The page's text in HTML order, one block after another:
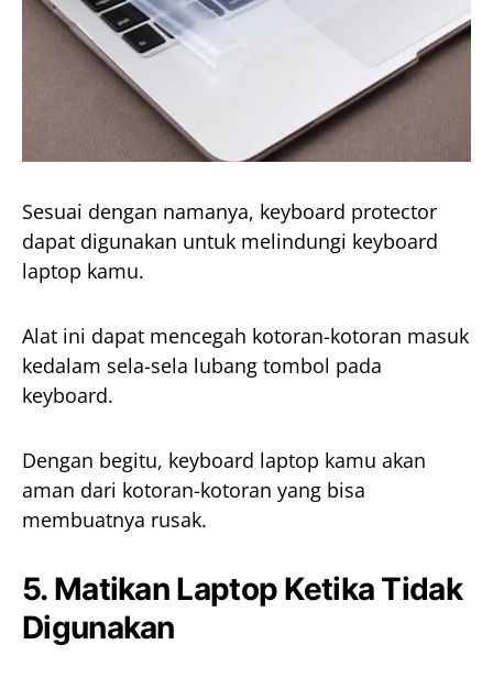
Sesuai dengan namanya, keyboard protector
dapat digunakan untuk melindungi keyboard
laptop kamu.
Alat ini dapat mencegah kotoran-kotoran masuk
kedalam sela-sela lubang tombol pada
keyboard.
Dengan begitu, keyboard laptop kamu akan
aman dari kotoran-kotoran yang bisa
membuatnya rusak.
5. Matikan Laptop Ketika Tidak
Digunakan